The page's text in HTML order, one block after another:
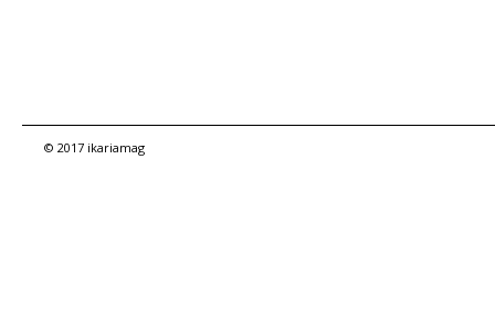
© 2017 ikariamag